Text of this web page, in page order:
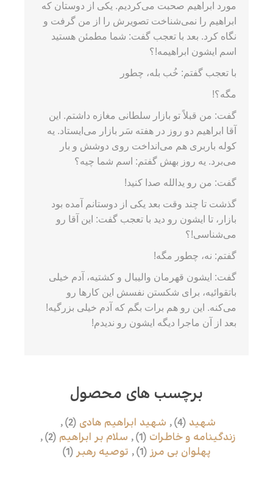
مورد ابراهیم صحبت می‌کردیم. یکی از دوستان که
ابراهیم را نمی‌شناخت تصویرش را از من گرفت و
نگاه کرد. بعد با تعجب گفت: شما مطمئن هستید
اسم ایشون ابراهیمه!؟
با تعجب گفتم: خُب بله، چطور
مگه؟!
گفت: من قبلاً تو بازار سلطانی مغازه داشتم. این
آقا ابراهیم دو روز در هفته سَر بازار می‌ایستاد. یه
کوله باربری هم می‌انداخت روی دوشش و بار
می‌برد. یه روز بهش گفتم: اسم شما چیه؟
گفت: من رو یدالله صدا کنید!
گذشت تا چند وقت بعد یکی از دوستانم آمده بود
بازار، تا ایشون رو دید با تعجب گفت: این آقا رو
می‌شناسی!؟
گفتم: نه، چطور مگه!
گفت: ایشون قهرمان والیبال و کشتیه، آدم خیلی
باتقوائیه، برای شکستن نفسش این کارها رو
می‌کنه. این رو هم برات بگم که آدم خیلی بزرگیه!
بعد از آن ماجرا دیگه ایشون رو ندیدم!
برچسب های محصول
شهید (4)
, شهید ابراهیم هادی (2)
,
زندگینامه و خاطرات (1)
, سلام بر ابراهیم (2)
,
پهلوان بی مرز (1)
, توصیه رهبر (1)